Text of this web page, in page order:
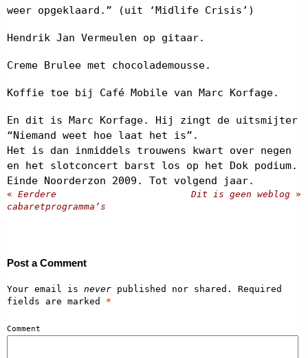
weer opgeklaard.” (uit ‘Midlife Crisis’)
Hendrik Jan Vermeulen op gitaar.
Creme Brulee met chocolademousse.
Koffie toe bij Café Mobile van Marc Korfage.
En dit is Marc Korfage. Hij zingt de uitsmijter
“Niemand weet hoe laat het is”.
Het is dan inmiddels trouwens kwart over negen
en het slotconcert barst los op het Dok podium.
Einde Noorderzon 2009. Tot volgend jaar.
« Eerdere
cabaretprogramma’s
Dit is geen weblog »
Post a Comment
Your email is never published nor shared. Required
fields are marked *
Comment